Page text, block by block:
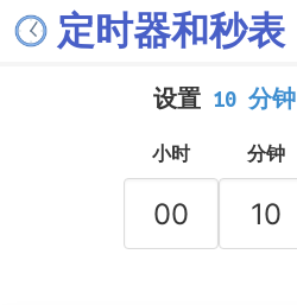
定时器和秒表
设置 10 分钟
小时 分钟